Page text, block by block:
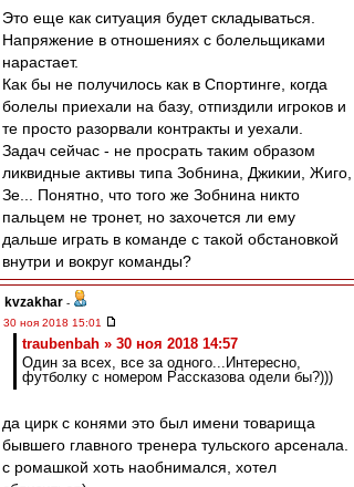
Это еще как ситуация будет складываться.
Напряжение в отношениях с болельщиками
нарастает.
Как бы не получилось как в Спортинге, когда
болелы приехали на базу, отпиздили игроков и
те просто разорвали контракты и уехали.
Задач сейчас - не просрать таким образом
ликвидные активы типа Зобнина, Джикии, Жиго,
Зе... Понятно, что того же Зобнина никто
пальцем не тронет, но захочется ли ему
дальше играть в команде с такой обстановкой
внутри и вокруг команды?
kvzakhar -
30 ноя 2018 15:01
traubenbah » 30 ноя 2018 14:57
Один за всех, все за одного...Интересно,
футболку с номером Рассказова одели бы?)))
да цирк с конями это был имени товарища
бывшего главного тренера тульского арсенала.
с ромашкой хоть наобнимался, хотел